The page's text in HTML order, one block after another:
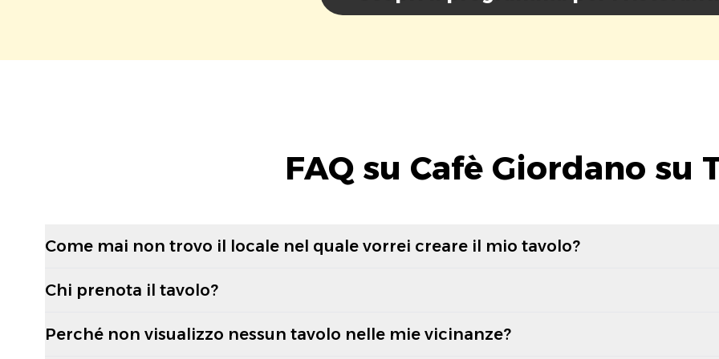
FAQ su Cafè Giordano su
Come mai non trovo il locale nel quale vorrei creare il mio tavolo?
Chi prenota il tavolo?
Perché non visualizzo nessun tavolo nelle mie vicinanze?